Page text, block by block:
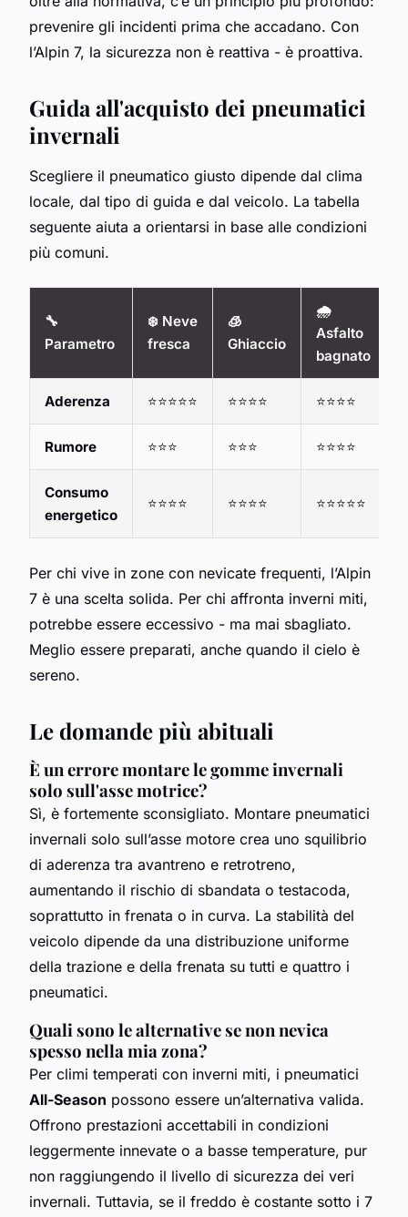
prevenire gli incidenti prima che accadano. Con
l’Alpin 7, la sicurezza non è reattiva - è proattiva.
Guida all'acquisto dei pneumatici
invernali
Scegliere il pneumatico giusto dipende dal clima
locale, dal tipo di guida e dal veicolo. La tabella
seguente aiuta a orientarsi in base alle condizioni
più comuni.
🔧
Parametro
❄️ Neve
fresca
🧊
Ghiaccio
🌧️
Asfalto
bagnato
Aderenza ⭐⭐⭐⭐⭐ ⭐⭐⭐⭐ ⭐⭐⭐⭐
Rumore ⭐⭐⭐ ⭐⭐⭐ ⭐⭐⭐⭐
Consumo
energetico
⭐⭐⭐⭐ ⭐⭐⭐⭐ ⭐⭐⭐⭐⭐
Per chi vive in zone con nevicate frequenti, l’Alpin
7 è una scelta solida. Per chi affronta inverni miti,
potrebbe essere eccessivo - ma mai sbagliato.
Meglio essere preparati, anche quando il cielo è
sereno.
Le domande più abituali
È un errore montare le gomme invernali
solo sull'asse motrice?
Sì, è fortemente sconsigliato. Montare pneumatici
invernali solo sull’asse motore crea uno squilibrio
di aderenza tra avantreno e retrotreno,
aumentando il rischio di sbandata o testacoda,
soprattutto in frenata o in curva. La stabilità del
veicolo dipende da una distribuzione uniforme
della trazione e della frenata su tutti e quattro i
pneumatici.
Quali sono le alternative se non nevica
spesso nella mia zona?
Per climi temperati con inverni miti, i pneumatici
All-Season possono essere un’alternativa valida.
Offrono prestazioni accettabili in condizioni
leggermente innevate o a basse temperature, pur
non raggiungendo il livello di sicurezza dei veri
invernali. Tuttavia, se il freddo è costante sotto i 7